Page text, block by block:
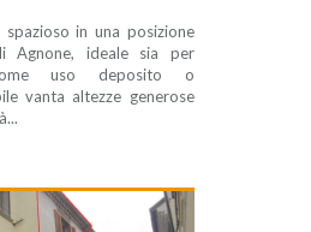
spazioso in una posizione
Agnone, ideale sia per
uso deposito o
vanta altezze generose